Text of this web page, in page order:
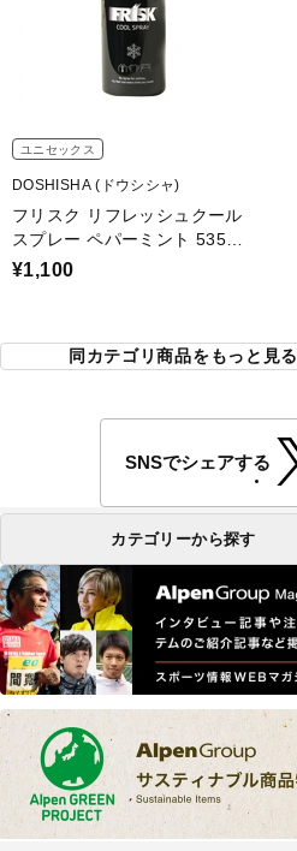
ユニセックス
DOSHISHA (ドウシシャ)
フリスク リフレッシュクール
スプレー ペパーミント 53588
9
¥1,100
同カテゴリ商品をもっと見る
SNSでシェアする
カテゴリーから探す